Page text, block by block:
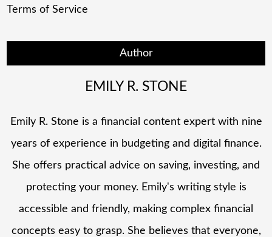
Terms of Service
Author
EMILY R. STONE
Emily R. Stone is a financial content expert with nine
years of experience in budgeting and digital finance.
She offers practical advice on saving, investing, and
protecting your money. Emily's writing style is
accessible and friendly, making complex financial
concepts easy to grasp. She believes that everyone,